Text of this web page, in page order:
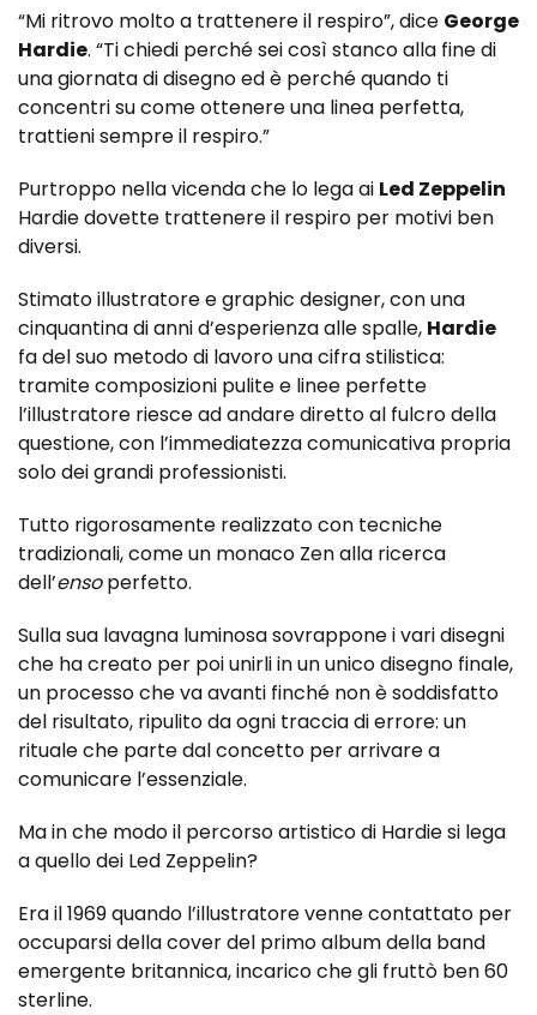
“Mi ritrovo molto a trattenere il respiro”, dice George
Hardie. “Ti chiedi perché sei così stanco alla fine di
una giornata di disegno ed è perché quando ti
concentri su come ottenere una linea perfetta,
trattieni sempre il respiro.”
Purtroppo nella vicenda che lo lega ai Led Zeppelin
Hardie dovette trattenere il respiro per motivi ben
diversi.
Stimato illustratore e graphic designer, con una
cinquantina di anni d’esperienza alle spalle, Hardie
fa del suo metodo di lavoro una cifra stilistica:
tramite composizioni pulite e linee perfette
l’illustratore riesce ad andare diretto al fulcro della
questione, con l’immediatezza comunicativa propria
solo dei grandi professionisti.
Tutto rigorosamente realizzato con tecniche
tradizionali, come un monaco Zen alla ricerca
dell’ensoperfetto.
Sulla sua lavagna luminosa sovrappone i vari disegni
che ha creato per poi unirli in un unico disegno finale,
un processo che va avanti finché non è soddisfatto
del risultato, ripulito da ogni traccia di errore: un
rituale che parte dal concetto per arrivare a
comunicare l’essenziale.
Ma in che modo il percorso artistico di Hardie si lega
a quello dei Led Zeppelin?
Era il 1969 quando l’illustratore venne contattato per
occuparsi della cover del primo album della band
emergente britannica, incarico che gli fruttò ben 60
sterline.